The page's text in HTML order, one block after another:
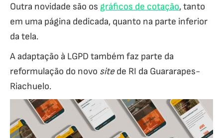
Outra novidade são os gráficos de cotação, tanto
em uma página dedicada, quanto na parte inferior
da tela.
A adaptação à LGPD também faz parte da
reformulação do novo sitede RI da Guararapes-
Riachuelo.